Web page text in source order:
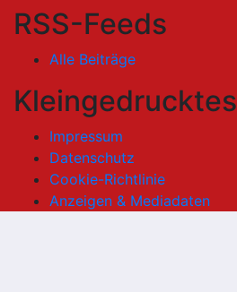
RSS-Feeds
Alle Beiträge
Kleingedrucktes
Impressum
Datenschutz
Cookie-Richtlinie
Anzeigen & Mediadaten